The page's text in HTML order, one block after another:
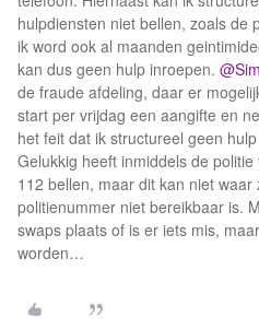
hulpdiensten niet bellen, zoals de
ik word ook al maanden
kan dus geen hulp inroepen. ​
de fraude afdeling, daar er
start per vrijdag een aangifte en
het feit dat ik structureel geen
Gelukkig heeft inmiddels de
112 bellen, maar dit kan niet waar
politienummer niet bereikbaar is.
swaps plaats of is er iets mis,
worden…